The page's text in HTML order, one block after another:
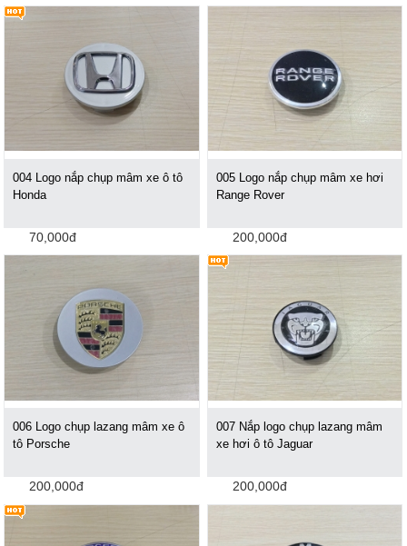
004 Logo nắp chụp mâm xe ô tô
Honda
70,000đ
005 Logo nắp chụp mâm xe hơi
Range Rover
200,000đ
006 Logo chụp lazang mâm xe ô
tô Porsche
200,000đ
007 Nắp logo chụp lazang mâm
xe hơi ô tô Jaguar
200,000đ